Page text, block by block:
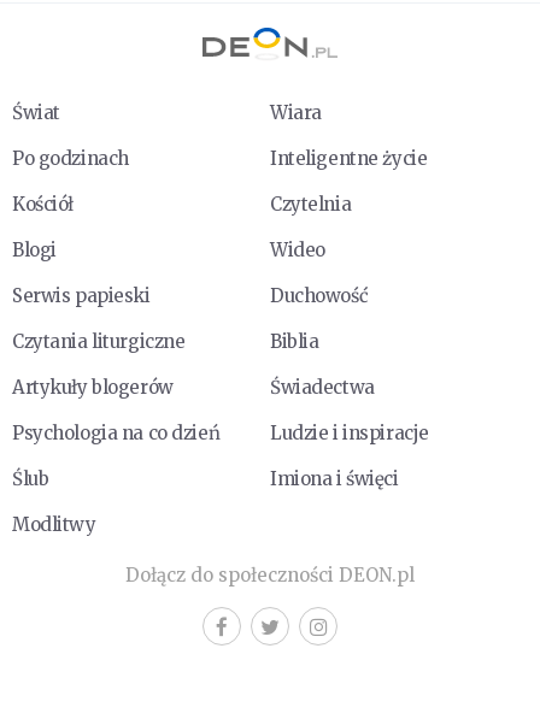
Świat
Wiara
Po godzinach
Inteligentne życie
Kościół
Czytelnia
Blogi
Wideo
Serwis papieski
Duchowość
Czytania liturgiczne
Biblia
Artykuły blogerów
Świadectwa
Psychologia na co dzień
Ludzie i inspiracje
Ślub
Imiona i święci
Modlitwy
Dołącz do społeczności DEON.pl